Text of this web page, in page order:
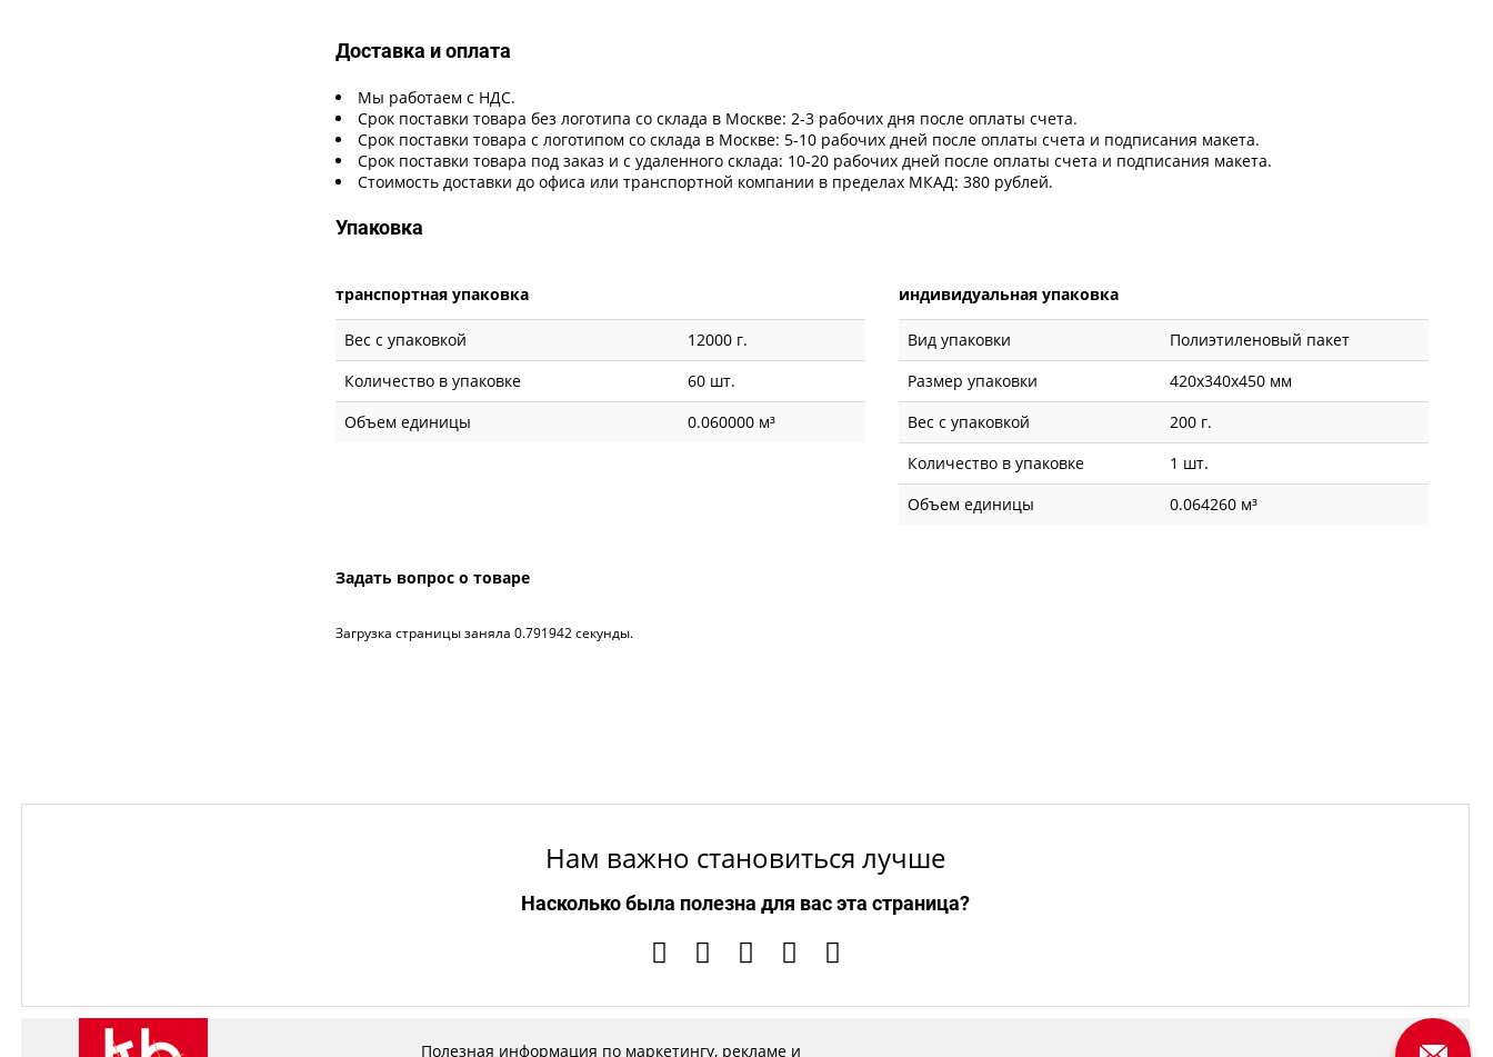
Доставка и оплата
Мы работаем с НДС.
Срок поставки товара без логотипа со склада в Москве: 2-3 рабочих дня после оплаты счета.
Срок поставки товара с логотипом со склада в Москве: 5-10 рабочих дней после оплаты счета и подписания макета.
Срок поставки товара под заказ и с удаленного склада: 10-20 рабочих дней после оплаты счета и подписания макета.
Стоимость доставки до офиса или транспортной компании в пределах МКАД: 380 рублей.
Упаковка
транспортная упаковка
Вес с упаковкой
12000 г.
Количество в упаковке
60 шт.
Объем единицы
0.060000 м³
индивидуальная упаковка
Вид упаковки
Полиэтиленовый пакет
Размер упаковки
420x340x450 мм
Вес с упаковкой
200 г.
Количество в упаковке
1 шт.
Объем единицы
0.064260 м³
Задать вопрос о товаре
Загрузка страницы заняла 0.791942 секунды.
Нам важно становиться лучше
Насколько была полезна для вас эта страница?
Полезная информация по маркетингу, рекламе и